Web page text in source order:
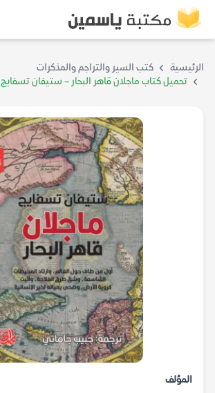
الرئيسية
كتب السير والتراجم والمذكرات
تحميل كتاب ماجلان قاهر البحار – ستيفان تسفايج
المؤلف